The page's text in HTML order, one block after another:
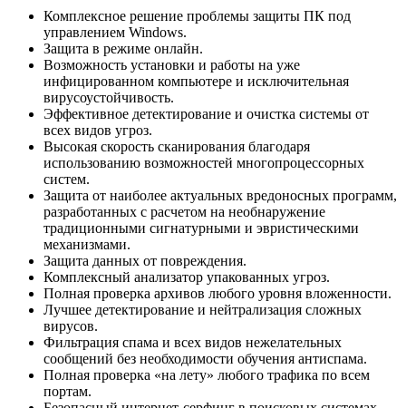
Комплексное решение проблемы защиты ПК под
управлением Windows.
Защита в режиме онлайн.
Возможность установки и работы на уже
инфицированном компьютере и исключительная
вирусоустойчивость.
Эффективное детектирование и очистка системы от
всех видов угроз.
Высокая скорость сканирования благодаря
использованию возможностей многопроцессорных
систем.
Защита от наиболее актуальных вредоносных программ,
разработанных с расчетом на необнаружение
традиционными сигнатурными и эвристическими
механизмами.
Защита данных от повреждения.
Комплексный анализатор упакованных угроз.
Полная проверка архивов любого уровня вложенности.
Лучшее детектирование и нейтрализация сложных
вирусов.
Фильтрация спама и всех видов нежелательных
сообщений без необходимости обучения антиспама.
Полная проверка «на лету» любого трафика по всем
портам.